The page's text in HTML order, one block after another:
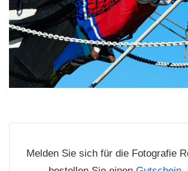
Melden Sie sich für die Fotografie